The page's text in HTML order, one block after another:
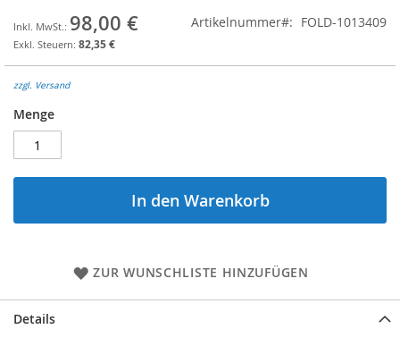
springen 98,00 €
82,35 €
Artikelnummer FOLD-1013409
zzgl. Versand
Menge
In den Warenkorb
ZUR WUNSCHLISTE HINZUFÜGEN
Details